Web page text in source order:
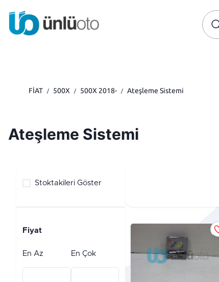
FİAT / 500X / 500X 2018- / Ateşleme Sistemi
Ateşleme Sistemi
Stoktakileri Göster
Fiyat
En Az En Çok